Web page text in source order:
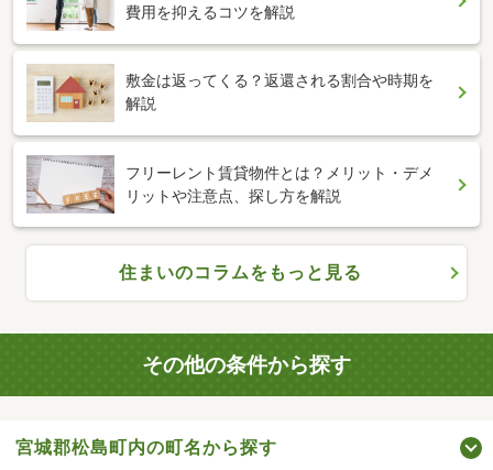
費用を抑えるコツを解説
敷金は返ってくる？返還される割合や時期を
解説
フリーレント賃貸物件とは？メリット・デメ
リットや注意点、探し方を解説
住まいのコラムをもっと見る
その他の条件から探す
宮城郡松島町内の町名から探す